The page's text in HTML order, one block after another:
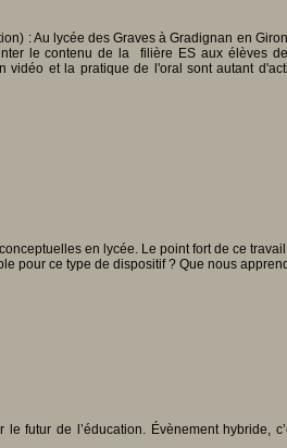
: Au lycée des Graves à Gradignan en
le contenu de la filière ES aux élèves
et la pratique de l'oral sont autant
en lycée. Le point fort de ce
pour ce type de dispositif ? Que nous
futur de l’éducation. Évènement